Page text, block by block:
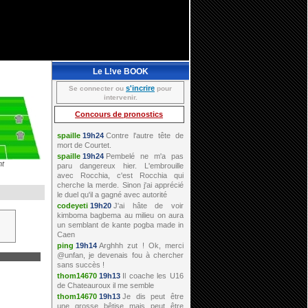
Le L!ve BOOK
Se connecter ou s'incrire pour
intervenir.
Concours de pronostics